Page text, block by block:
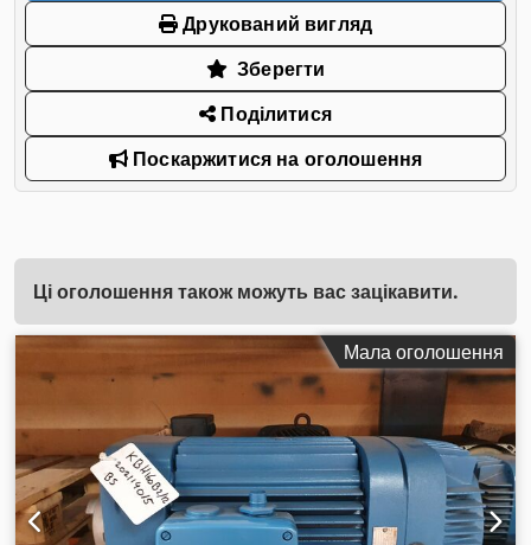
Друкований вигляд
Зберегти
Поділитися
Поскаржитися на оголошення
Ці оголошення також можуть вас зацікавити.
Мала оголошення